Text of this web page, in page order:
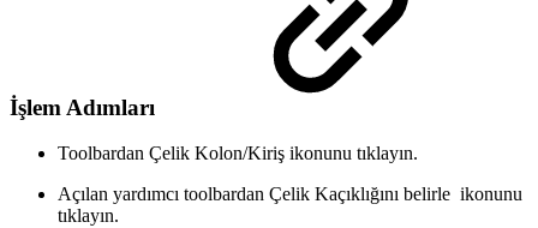
İşlem Adımları
Toolbardan Çelik Kolon/Kiriş ikonunu tıklayın.
Açılan yardımcı toolbardan Çelik Kaçıklığını belirle ikonunu
tıklayın.